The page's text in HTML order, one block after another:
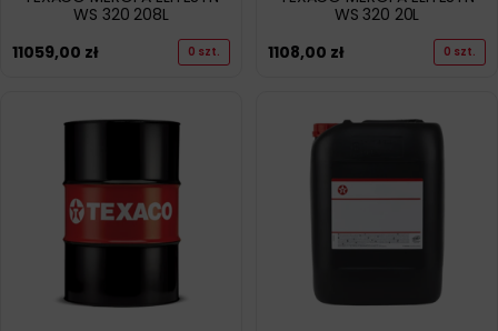
WS 320 208L
11059,00 zł 0 szt.
WS 320 20L
1108,00 zł 0 szt.